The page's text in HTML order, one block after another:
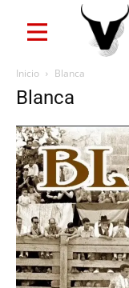
Inicio Blanca
Blanca